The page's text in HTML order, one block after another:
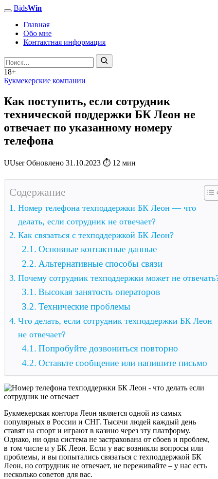
BidsWin
Главная
Обо мне
Контактная информация
18+
Букмекерские компании
Как поступить, если сотрудник
технической поддержки БК Леон не
отвечает по указанному номеру
телефона
UUser Обновлено 31.10.2023 ⏱ 12 мин
Содержание
Номер телефона техподдержки БК Леон — что
делать, если сотрудник не отвечает?
Как связаться с техподдержкой БК Леон?
Основные контактные данные
Альтернативные способы связи
Почему сотрудник техподдержки может не
Высокая занятость операторов
Технические проблемы
Что делать, если сотрудник техподдержки БК Леон
не отвечает?
Попробуйте дозвониться повторно
Оставьте сообщение или напишите письмо
Букмекерская контора Леон является одной из самых
популярных в России и СНГ. Тысячи людей каждый день
ставят на спорт и играют в казино через эту платформу.
Однако, ни одна система не застрахована от сбоев и проблем,
в том числе и у БК Леон. Если у вас возникли вопросы или
проблемы, и вы попытались связаться с техподдержкой БК
Леон, но сотрудник не отвечает, не переживайте – у нас есть
несколько советов для вас.